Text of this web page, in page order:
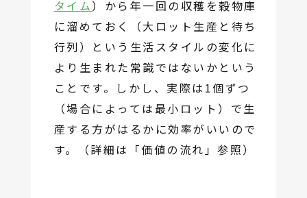
タイム）から年一回の収穫を穀物庫
に溜めておく（大ロット生産と待ち
行列）という生活スタイルの変化に
より生まれた常識ではないかという
ことです。しかし、実際は1個ずつ
（場合によっては最小ロット）で生
産する方がはるかに効率がいいので
す。（詳細は「価値の流れ」参照）